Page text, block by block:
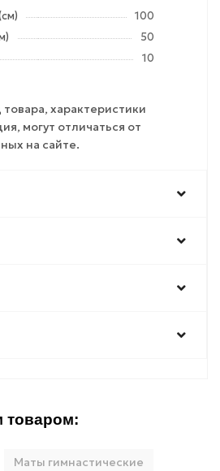
100
50
10
характеристики
могут отличаться от
на сайте.
товаром:
Маты гимнастические